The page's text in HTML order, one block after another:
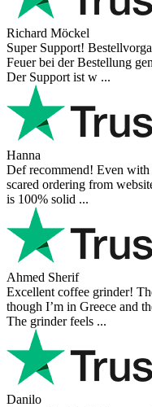
Richard Möckel
Super Support!
Feuer bei der Bestellung
Der Support ist w ...
Hanna
Def recommend! Even
scared ordering from
is 100% solid ...
Ahmed Sherif
Excellent coffee grinder!
though I’m in Greece and
The grinder feels ...
Danilo